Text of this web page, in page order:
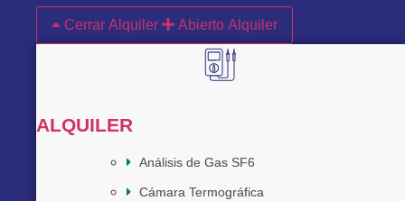
Cerrar Alquiler
Abierto Alquiler
ALQUILER
Análisis de Gas SF6
Cámara Termográfica